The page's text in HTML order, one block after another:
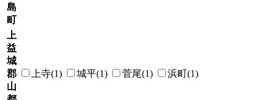
島
町
上
益
城
郡
山
上寺(1) 城平(1) 菅尾(1) 浜町(1)